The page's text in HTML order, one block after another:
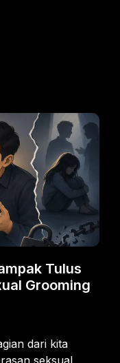
Tulus
Grooming
dari kita